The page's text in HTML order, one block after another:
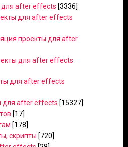
для after effects [3336]
для after effects
проекты для after
для after effects
для after effects
для after effects [15327]
[17]
[178]
скрипты [720]